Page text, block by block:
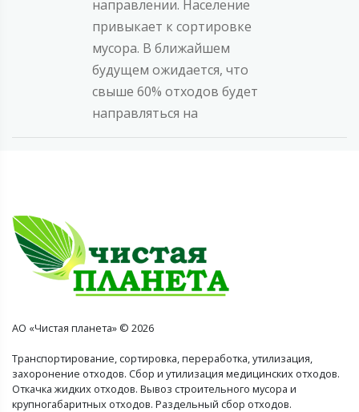
направлении. Население
привыкает к сортировке
мусора. В ближайшем
будущем ожидается, что
свыше 60% отходов будет
направляться на
АО «Чистая планета» © 2026
Транспортирование, сортировка, переработка, утилизация,
захоронение отходов. Сбор и утилизация медицинских отходов.
Откачка жидких отходов. Вывоз строительного мусора и
крупногабаритных отходов. Раздельный сбор отходов.